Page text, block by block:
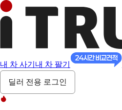
내 차 사기 내 차 팔기
딜러 전용 로그인